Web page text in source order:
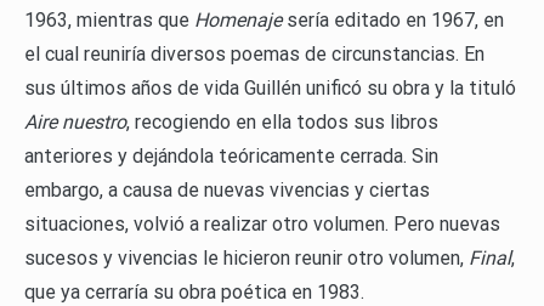
1963, mientras que Homenajesería editado en 1967, en
el cual reuniría diversos poemas de circunstancias. En
sus últimos años de vida Guillén unificó su obra y la tituló
Aire nuestro, recogiendo en ella todos sus libros
anteriores y dejándola teóricamente cerrada. Sin
embargo, a causa de nuevas vivencias y ciertas
situaciones, volvió a realizar otro volumen. Pero nuevas
sucesos y vivencias le hicieron reunir otro volumen, Final,
que ya cerraría su obra poética en 1983.